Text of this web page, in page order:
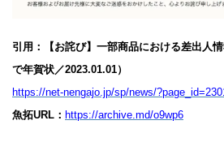
引用：【お詫び】一部商品における差出人
で年賀状／2023.01.01）
https://net-nengajo.jp/sp/news/
魚拓URL： https://archive.md/o9wp6